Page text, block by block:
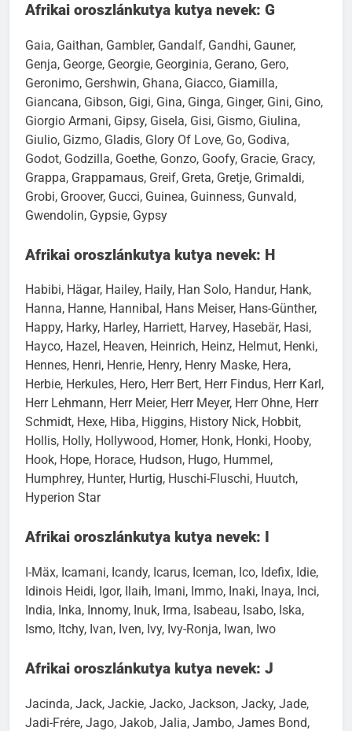
Afrikai oroszlánkutya kutya nevek: G
Gaia, Gaithan, Gambler, Gandalf, Gandhi, Gauner,
Genja, George, Georgie, Georginia, Gerano, Gero,
Geronimo, Gershwin, Ghana, Giacco, Giamilla,
Giancana, Gibson, Gigi, Gina, Ginga, Ginger, Gini, Gino,
Giorgio Armani, Gipsy, Gisela, Gisi, Gismo, Giulina,
Giulio, Gizmo, Gladis, Glory Of Love, Go, Godiva,
Godot, Godzilla, Goethe, Gonzo, Goofy, Gracie, Gracy,
Grappa, Grappamaus, Greif, Greta, Gretje, Grimaldi,
Grobi, Groover, Gucci, Guinea, Guinness, Gunvald,
Gwendolin, Gypsie, Gypsy
Afrikai oroszlánkutya kutya nevek: H
Habibi, Hägar, Hailey, Haily, Han Solo, Handur, Hank,
Hanna, Hanne, Hannibal, Hans Meiser, Hans-Günther,
Happy, Harky, Harley, Harriett, Harvey, Hasebär, Hasi,
Hayco, Hazel, Heaven, Heinrich, Heinz, Helmut, Henki,
Hennes, Henri, Henrie, Henry, Henry Maske, Hera,
Herbie, Herkules, Hero, Herr Bert, Herr Findus, Herr Karl,
Herr Lehmann, Herr Meier, Herr Meyer, Herr Ohne, Herr
Schmidt, Hexe, Hiba, Higgins, History Nick, Hobbit,
Hollis, Holly, Hollywood, Homer, Honk, Honki, Hooby,
Hook, Hope, Horace, Hudson, Hugo, Hummel,
Humphrey, Hunter, Hurtig, Huschi-Fluschi, Huutch,
Hyperion Star
Afrikai oroszlánkutya kutya nevek: I
I-Mäx, Icamani, Icandy, Icarus, Iceman, Ico, Idefix, Idie,
Idinois Heidi, Igor, Ilaih, Imani, Immo, Inaki, Inaya, Inci,
India, Inka, Innomy, Inuk, Irma, Isabeau, Isabo, Iska,
Ismo, Itchy, Ivan, Iven, Ivy, Ivy-Ronja, Iwan, Iwo
Afrikai oroszlánkutya kutya nevek: J
Jacinda, Jack, Jackie, Jacko, Jackson, Jacky, Jade,
Jadi-Frére, Jago, Jakob, Jalia, Jambo, James Bond,